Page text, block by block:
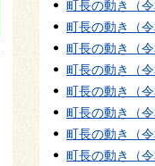
町長の動き（令
町長の動き（令
町長の動き（令
町長の動き（令
町長の動き（令
町長の動き（令
町長の動き（令
町長の動き（令